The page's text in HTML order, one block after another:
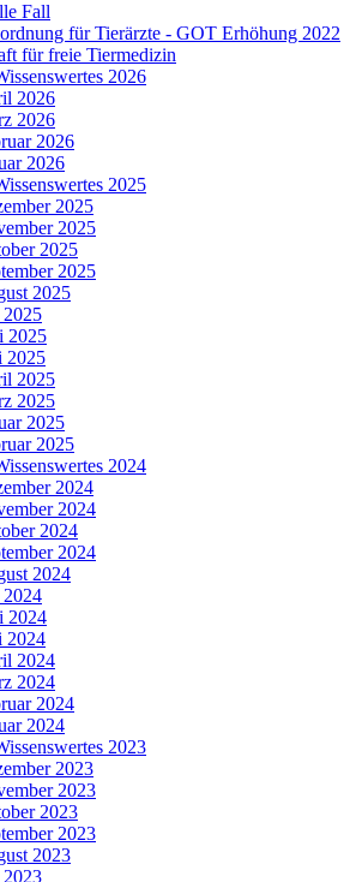
Fall
für Tierärzte - GOT Erhöhung 2022
für freie Tiermedizin
2026
2026
2026
2026
2026
2025
2025
2025
2025
2025
2025
2025
2025
2025
2025
2025
2025
2024
2024
2024
2024
2024
2024
2024
2024
2024
2024
2024
2024
2023
2023
2023
2023
2023
2023